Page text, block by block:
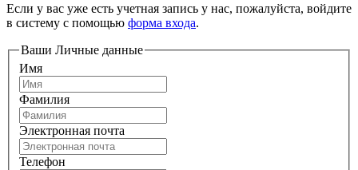
Если у вас уже есть учетная запись у нас, пожалуйста, войдите
в систему с помощью форма входа.
Ваши Личные данные
Имя
Фамилия
Электронная почта
Телефон